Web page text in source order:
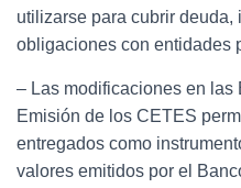
utilizarse para cubrir deuda,
obligaciones con entidades
– Las modificaciones en las
Emisión de los CETES
entregados como
valores emitidos por el